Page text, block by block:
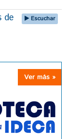
de Escuchar
Ver más »